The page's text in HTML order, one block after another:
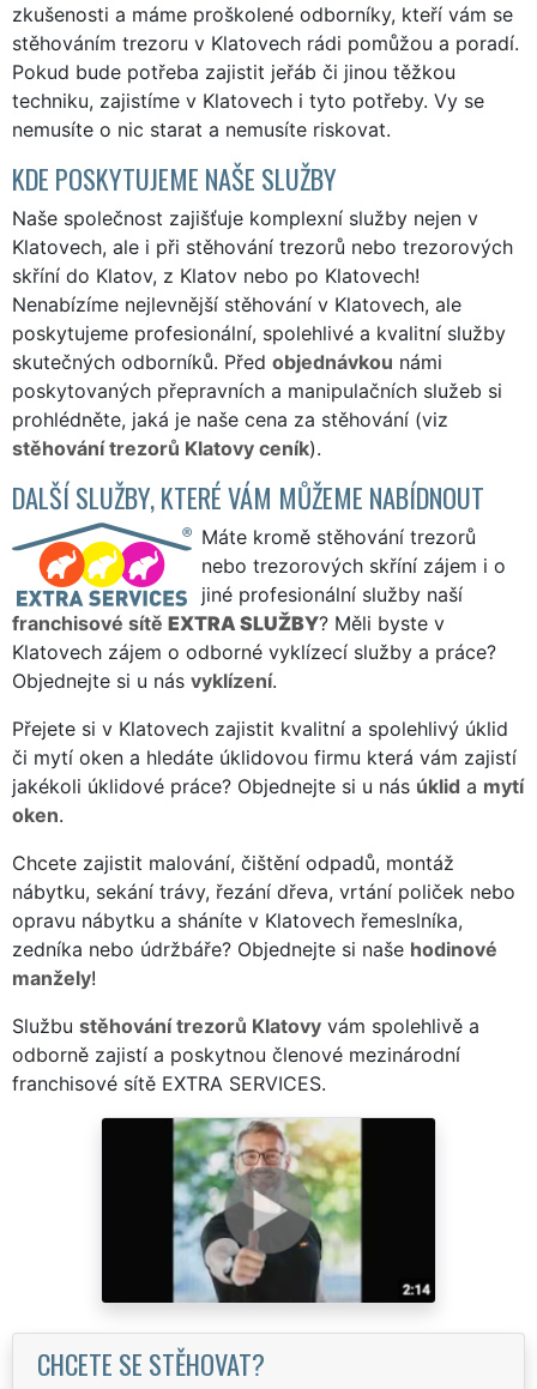
zkušenosti a máme proškolené odborníky, kteří vám se
stěhováním trezoru v Klatovech rádi pomůžou a poradí.
Pokud bude potřeba zajistit jeřáb či jinou těžkou
techniku, zajistíme v Klatovech i tyto potřeby. Vy se
nemusíte o nic starat a nemusíte riskovat.
KDE POSKYTUJEME NAŠE SLUŽBY
Naše společnost zajišťuje komplexní služby nejen v
Klatovech, ale i při stěhování trezorů nebo trezorových
skříní do Klatov, z Klatov nebo po Klatovech!
Nenabízíme nejlevnější stěhování v Klatovech, ale
poskytujeme profesionální, spolehlivé a kvalitní služby
skutečných odborníků. Před objednávkou námi
poskytovaných přepravních a manipulačních služeb si
prohlédněte, jaká je naše cena za stěhování (viz
stěhování trezorů Klatovy ceník).
DALŠÍ SLUŽBY, KTERÉ VÁM MŮŽEME NABÍDNOUT
Máte kromě stěhování trezorů
nebo trezorových skříní zájem i o
jiné profesionální služby naší
franchisové sítě EXTRA SLUŽBY? Měli byste v
Klatovech zájem o odborné vyklízecí služby a práce?
Objednejte si u nás vyklízení.
Přejete si v Klatovech zajistit kvalitní a spolehlivý úklid
či mytí oken a hledáte úklidovou firmu která vám zajistí
jakékoli úklidové práce? Objednejte si u nás úklid a mytí
oken.
Chcete zajistit malování, čištění odpadů, montáž
nábytku, sekání trávy, řezání dřeva, vrtání poliček nebo
opravu nábytku a sháníte v Klatovech řemeslníka,
zedníka nebo údržbáře? Objednejte si naše hodinové
manžely!
Službu stěhování trezorů Klatovy vám spolehlivě a
odborně zajistí a poskytnou členové mezinárodní
franchisové sítě EXTRA SERVICES.
CHCETE SE STĚHOVAT?